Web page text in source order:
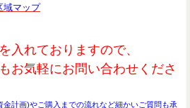
域マップ
入れておりますので、
お気軽にお問い合わせくださ
計画)やご購入までの流れなど細かいご質問も承